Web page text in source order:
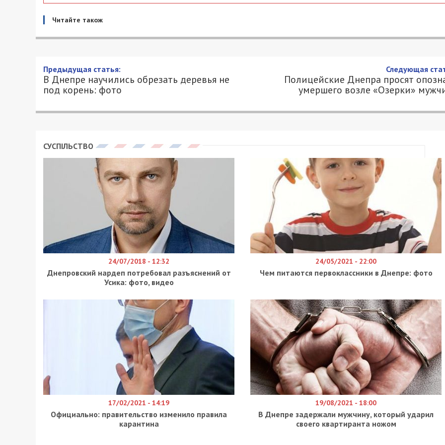
Читайте також
Предыдущая статья:
В Днепре научились обрезать деревья не
под корень: фото
Следующая
Полицейские Днепра просят
умершего возле «Озерки»
СУСПІЛЬСТВО
24/07/2018 - 12:32
Днепровский нардеп потребовал разъяснений от
Усика: фото, видео
24/05/2021 - 22:00
Чем питаются первоклассники в Днепре: фото
17/02/2021 - 14:19
Официально: правительство изменило правила
карантина
19/08/2021 - 18:00
В Днепре задержали мужчину, который ударил
своего квартиранта ножом